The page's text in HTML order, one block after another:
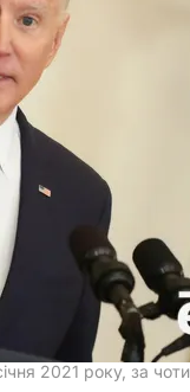
2021 року, за